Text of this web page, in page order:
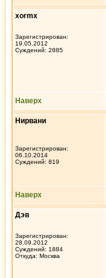
xormx
Зарегистрирован:
19.05.2012
Суждений: 2885
Наверх
Нирвани
Зарегистрирован:
06.10.2014
Суждений: 819
Наверх
Дэв
Зарегистрирован:
28.09.2012
Суждений: 1884
Откуда: Москва